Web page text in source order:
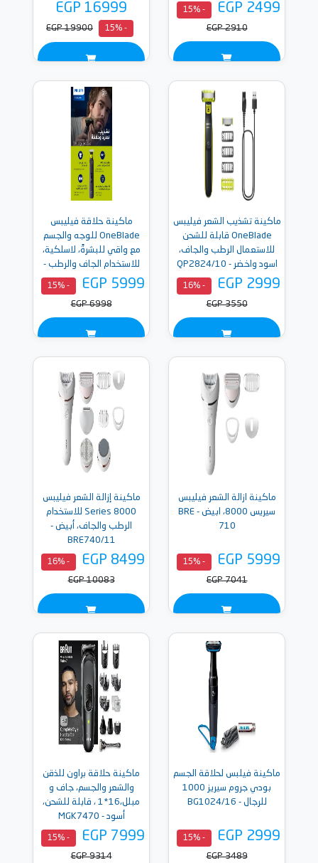
EGP 2499
- 15%
EGP 2910
EGP 16999
- 15%
EGP 19900
ماكينة تشذيب الشعر فيليبس
OneBlade قابلة للشحن
للاستعمال الرطب والجاف،
اسود واخضر - QP2824/10
EGP 2999
- 16%
EGP 3550
ماكينة حلاقة فيليبس
OneBlade للوجه والجسم
مع واقي للبشرةً، لاسلكية،
للاستخدام الجاف والرطب -
QP6542/10
EGP 5999
- 15%
EGP 6998
ماكينة ازالة الشعر فيليبس
سيريس 8000، ابيض - BRE
710
EGP 5999
- 15%
EGP 7041
ماكينة إزالة الشعر فيليبس
Series 8000 للاستخدام
الرطب والجاف، أبيض -
BRE740/11
EGP 8499
- 16%
EGP 10083
ماكينة فيلبس لحلاقة الجسم
بودي جروم سيريز 1000
للرجال - BG1024/16
EGP 2999
- 15%
EGP 3489
ماكينة حلاقة براون للذقن
والشعر والجسم، جاف و
مبلل،16*1 ، قابلة للشحن،
أسود - MGK7470
EGP 7999
- 15%
EGP 9314